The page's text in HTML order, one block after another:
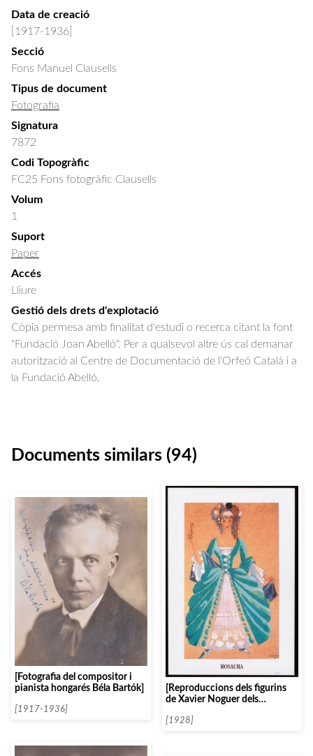
Data de creació
[1917-1936]
Secció
Fons Manuel Clausells
Tipus de document
Fotografia
Signatura
7872
Codi Topogràfic
FC25 Fons fotogràfic Clausells
Volum
1
Suport
Paper
Accés
Lliure
Gestió dels drets d'explotació
Còpia permesa amb finalitat d'estudi o recerca citant la font
"Fundació Joan Abelló". Per a qualsevol altre ús cal demanar
autorització al Centre de Documentació de l'Orfeó Català i a
la Fundació Abelló.
Documents similars (94)
[Fotografia del compositor i
pianista hongarés Béla Bartók]
[1917-1936]
[Reproduccions dels figurins
de Xavier Noguer dels
Maig]
[1928]